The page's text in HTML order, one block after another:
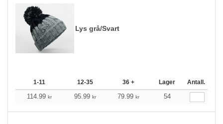
Lys grå/Svart
1-11 12-35 36 + Lager Antall.
114.99 kr 95.99 kr 79.99 kr 54